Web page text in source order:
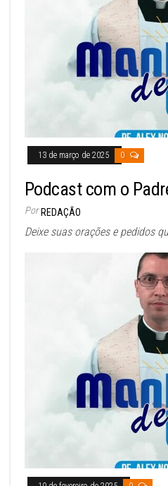
13 de março de 2025 0
Podcast com o
Por REDAÇÃO
Deixe suas orações e pedidos